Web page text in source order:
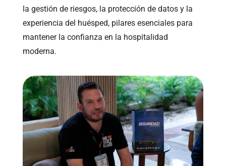
la gestión de riesgos, la protección de datos y la
experiencia del huésped, pilares esenciales para
mantener la confianza en la hospitalidad
moderna.